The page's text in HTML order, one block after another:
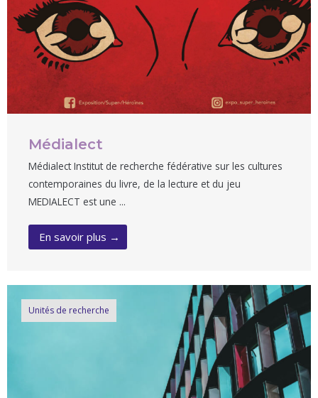
Médialect
Médialect Institut de recherche fédérative sur les cultures
contemporaines du livre, de la lecture et du jeu
MEDIALECT est une ...
En savoir plus →
Unités de recherche